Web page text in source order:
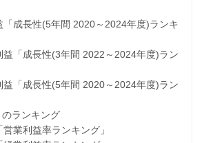
長性(5年間 2020～2024年度)ランキ
成長性(3年間 2022～2024年度)ラン
成長性(5年間 2020～2024年度)ラン
ランキング
利益率ランキング」